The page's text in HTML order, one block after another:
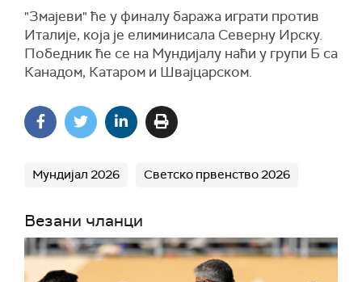
"Змајеви" ће у финалу баража играти против
Италије, која је елиминисала Северну Ирску.
Победник ће се на Мундијалу наћи у групи Б са
Канадом, Катаром и Швајцарском.
Мундијал 2026 Светско првенство 2026
Везани чланци